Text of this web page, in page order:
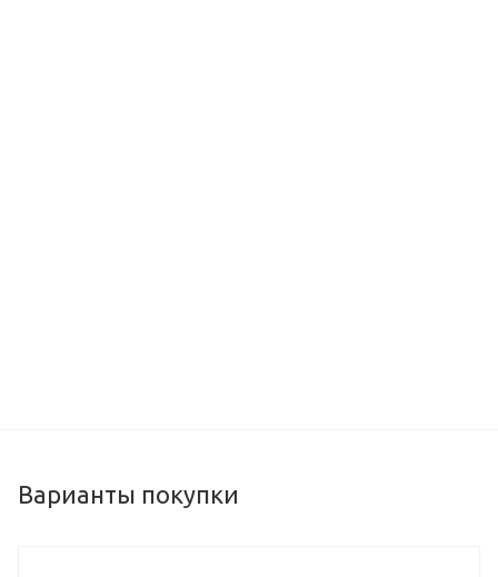
Варианты покупки